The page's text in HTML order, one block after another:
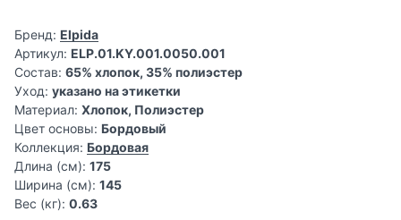
Бренд: Elpida
Артикул: ELP.01.KY.001.0050.001
Состав: 65% хлопок, 35% полиэстер
Уход: указано на этикетки
Материал: Хлопок, Полиэстер
Цвет основы: Бордовый
Коллекция: Бордовая
Длина (см): 175
Ширина (см): 145
Вес (кг): 0.63